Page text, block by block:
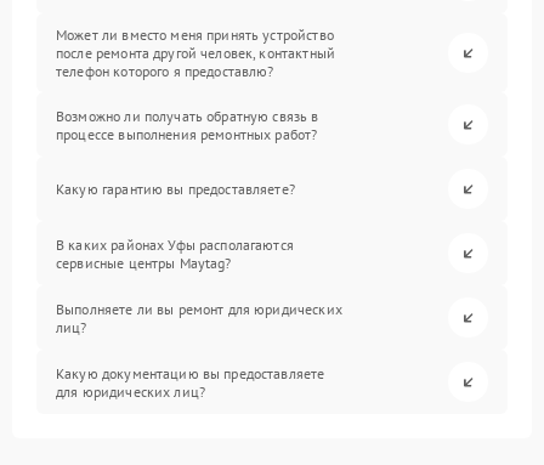
Может ли вместо меня принять устройство
после ремонта другой человек, контактный
телефон которого я предоставлю?
Возможно ли получать обратную связь в
процессе выполнения ремонтных работ?
Какую гарантию вы предоставляете?
В каких районах Уфы располагаются
сервисные центры Maytag?
Выполняете ли вы ремонт для юридических
лиц?
Какую документацию вы предоставляете
для юридических лиц?